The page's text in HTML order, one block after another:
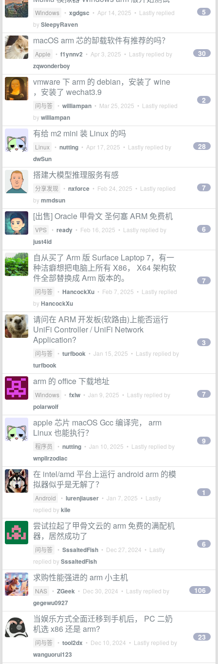
Windows • xgdgsc • Apr 14, 2025 • Lastly replied
bySleepyRaven
5
macOS arm 芯的缷载软件有推荐的吗？
Apple • f1ynnv2 • Apr 3, 2025 • Lastly replied by
zqwonderboy
30
vmware 下 arm 的 debian，安装了 wine
，安装了 wechat3.9
问与答 • williampan • Mar 25, 2025 • Lastly replied
bywilliampan
2
有给 m2 mini 装 Linux 的吗
Linux • nutting • Apr 17, 2025 • Lastly replied by
dwSun
28
搭建大模型推理服务有感
分享发现 • nxforce • Feb 24, 2025 • Lastly replied
bymmdsun
7
[出售] Oracle 甲骨文 圣何塞 ARM 免费机
VPS • ready • Feb 16, 2025 • Lastly replied by
just4id
6
自从买了 Arm 版 Surface Laptop 7，有一
种洁癖想把电脑上所有 X86， X64 架构软
件全部替换成 Arm 版本的。
问与答 • HancockXu • Feb 7, 2025 • Lastly replied
byHancockXu
7
请问在 ARM 开发板(软路由)上能否运行
‎UniFi Controller / UniFi Network
Application?
问与答 • turfbook • Jan 15, 2025 • Lastly replied by
turfbook
3
arm 的 office 下载地址
Windows • fxlw • Jan 9, 2025 • Lastly replied by
polarwolf
7
apple 芯片 macOS Gcc 编译完， arm
Linux 也能执行？
程序员 • nutting • Jan 10, 2025 • Lastly replied by
wnpllrzodiac
9
在 intel/amd 平台上运行 android arm 的模
拟器似乎是无解了？
Android • lurenjiauser • Jan 7, 2025 • Lastly
replied bykile
1
尝试拉起了甲骨文云的 arm 免费的满配机
器，居然成功了
问与答 • SssaltedFish • Dec 27, 2024 • Lastly
replied bySssaltedFish
6
求购性能强进的 arm 小主机
NAS • ZGeek • Dec 30, 2024 • Lastly replied by
gegewu0927
106
当娱乐方式全面迁移到手机后， PC 二奶
机选 x86 还是 arm?
问与答 • tool2dx • Dec 10, 2024 • Lastly replied by
wanguorui123
23